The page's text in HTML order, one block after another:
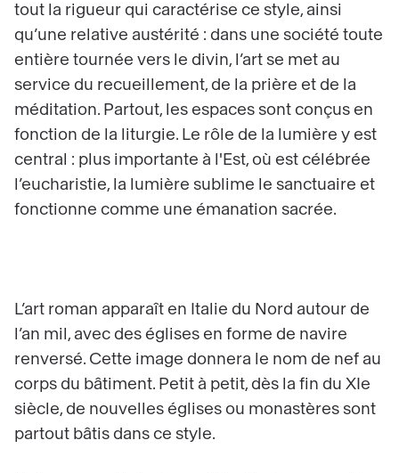
tout la rigueur qui caractérise ce style, ainsi
qu’une relative austérité : dans une société toute
entière tournée vers le divin, l’art se met au
service du recueillement, de la prière et de la
méditation. Partout, les espaces sont conçus en
fonction de la liturgie. Le rôle de la lumière y est
central : plus importante à l'Est, où est célébrée
l’eucharistie, la lumière sublime le sanctuaire et
fonctionne comme une émanation sacrée.
L’art roman apparaît en Italie du Nord autour de
l’an mil, avec des églises en forme de navire
renversé. Cette image donnera le nom de nef au
corps du bâtiment. Petit à petit, dès la fin du XIe
siècle, de nouvelles églises ou monastères sont
partout bâtis dans ce style.